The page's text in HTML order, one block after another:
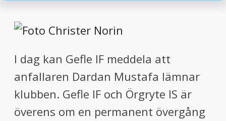
I dag kan Gefle IF meddela att
anfallaren Dardan Mustafa lämnar
klubben. Gefle IF och Örgryte IS är
överens om en permanent övergång